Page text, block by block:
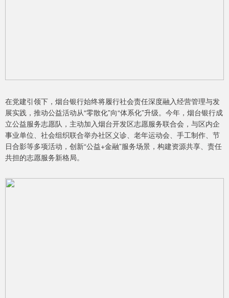
在党建引领下，烟台银行始终将履行社会责任深度融入经营管理与发
展实践，推动公益活动从“零散化”向“体系化”升级。今年，烟台银行成
立公益服务志愿队，主动加入烟台开发区志愿服务联合会，与区内企
事业单位、社会组织联合举办社区义诊、老年运动会、手工制作、节
日合影等多项活动，创新“公益+金融”服务场景，构建资源共享、责任
共担的志愿服务新格局。